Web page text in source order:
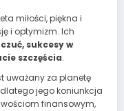
miłości, piękna i
i optymizm. Ich
sukcesy w
szczęścia.
uważany za planetę
dlatego jego koniunkcja
finansowym,